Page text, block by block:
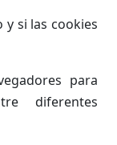
si las cookies
para
diferentes